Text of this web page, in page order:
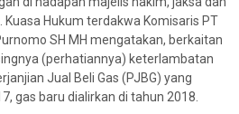
Hukum terdakwa Komisaris PT
SH MH mengatakan, berkaitan
(perhatiannya) keterlambatan
Jual Beli Gas (PJBG) yang
gas baru dialirkan di tahun 2018.